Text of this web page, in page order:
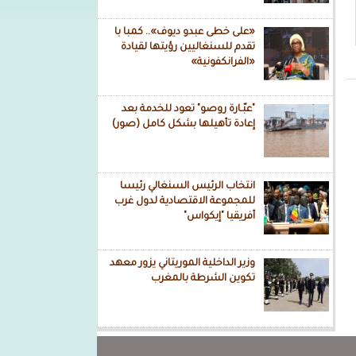
«على خطى عبدو ديوف».. كمبا با
تقدم للسنغاليين رؤيتها لقيادة
«الفرانكفونية»
"عبّـارة روصو" تعود للخدمة بعد
إعادة تأهيلها بشكل كامل (صور)
انتخاب الرئيس السنغالي رئيسا
للمجموعة الاقتصادية لدول غرب
أفريقيا "إيكواس"
وزير الداخلية الموريتاني يزور معهد
تكوين الشرطة بالمغرب